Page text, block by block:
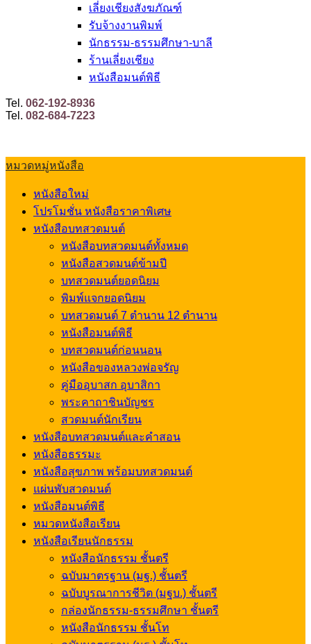
เลี่ยงเชียงสังฆภัณฑ์
รับจ้างงานพิมพ์
นักธรรม-ธรรมศึกษา-บาลี
ร้านเลี่ยงเชียง
หนังสือมนต์พิธี
Tel. 062-192-8936
Tel. 082-684-7223
หมวดหมู่หนังสือ
หนังสือใหม่
โปรโมชั่น หนังสือราคาพิเศษ
หนังสือบทสวดมนต์
หนังสือบทสวดมนต์ทั้งหมด
หนังสือสวดมนต์ข้ามปี
บทสวดมนต์ยอดนิยม
พิมพ์แจกยอดนิยม
บทสวดมนต์ 7 ตำนาน 12 ตำนาน
หนังสือมนต์พิธี
บทสวดมนต์ก่อนนอน
หนังสือของหลวงพ่อจรัญ
คู่มืออุบาสก อุบาสิกา
พระคาถาชินบัญชร
สวดมนต์นักเรียน
หนังสือบทสวดมนต์และคำสอน
หนังสือธรรมะ
หนังสือสุขภาพ พร้อมบทสวดมนต์
แผ่นพับสวดมนต์
หนังสือมนต์พิธี
หมวดหนังสือเรียน
หนังสือเรียนนักธรรม
หนังสือนักธรรม ชั้นตรี
ฉบับมาตรฐาน (มฐ.) ชั้นตรี
ฉบับบูรณาการชีวิต (มฐบ.) ชั้นตรี
กล่องนักธรรม-ธรรมศึกษา ชั้นตรี
หนังสือนักธรรม ชั้นโท